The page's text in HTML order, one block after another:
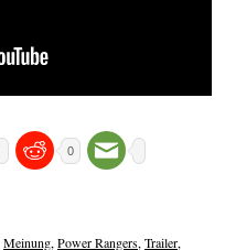
0
Meinung, Power Rangers, Trailer,